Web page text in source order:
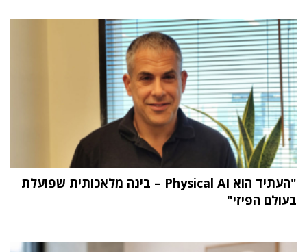
"העתיד הוא Physical AI – בינה מלאכותית שפועלת
בעולם הפיזי"